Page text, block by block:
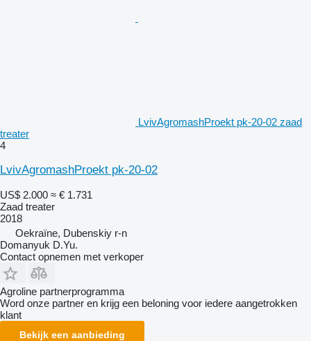
LvivAgromashProekt pk-20-02 zaad
treater
4
LvivAgromashProekt pk-20-02
US$ 2.000 ≈ € 1.731
Zaad treater
2018
Oekraïne, Dubenskiy r-n
Domanyuk D.Yu.
Contact opnemen met verkoper
Agroline partnerprogramma
Word onze partner en krijg een beloning voor iedere aangetrokken
klant
Bekijk een aanbieding